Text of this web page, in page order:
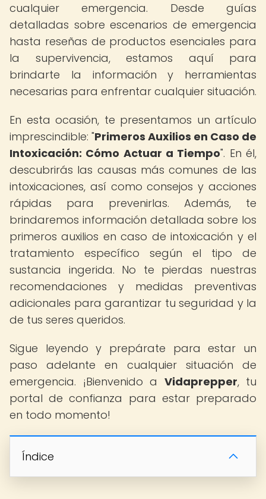
cualquier emergencia. Desde guías
detalladas sobre escenarios de emergencia
hasta reseñas de productos esenciales para
la supervivencia, estamos aquí para
brindarte la información y herramientas
necesarias para enfrentar cualquier situación.
En esta ocasión, te presentamos un artículo
imprescindible: "Primeros Auxilios en Caso de
Intoxicación: Cómo Actuar a Tiempo". En él,
descubrirás las causas más comunes de las
intoxicaciones, así como consejos y acciones
rápidas para prevenirlas. Además, te
brindaremos información detallada sobre los
primeros auxilios en caso de intoxicación y el
tratamiento específico según el tipo de
sustancia ingerida. No te pierdas nuestras
recomendaciones y medidas preventivas
adicionales para garantizar tu seguridad y la
de tus seres queridos.
Sigue leyendo y prepárate para estar un
paso adelante en cualquier situación de
emergencia. ¡Bienvenido a Vidaprepper, tu
portal de confianza para estar preparado
en todo momento!
Índice